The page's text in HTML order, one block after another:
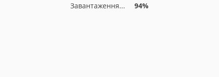
Завантаження... 94%